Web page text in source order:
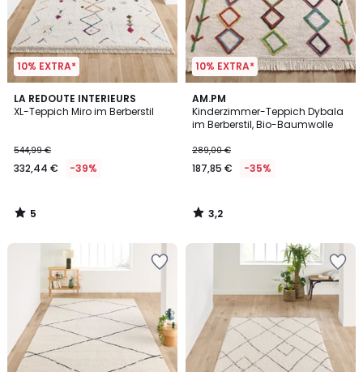
10% EXTRA*
LA REDOUTE INTERIEURS
XL-Teppich Miro im Berberstil
544,99 €
332,44 € -39%
5
/
5
/
10% EXTRA*
AM.PM
Kinderzimmer-Teppich Dybala
im Berberstil, Bio-Baumwolle
289,00 €
187,85 € -35%
3,2
/ 5
3,2
/